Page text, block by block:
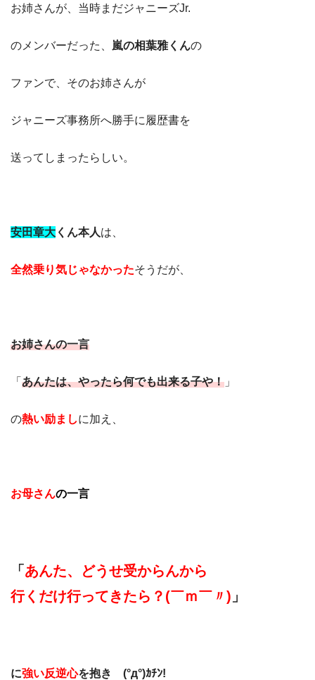
お姉さんが、当時まだジャニーズJr.
のメンバーだった、 嵐の相葉雅くんの
ファンで、そのお姉さんが
ジャニーズ事務所へ勝手に履歴書を
送ってしまったらしい。
安田章大 くん本人は、
全然乗り気じゃなかったそうだが、
お姉さんの一言
「 あんたは、やったら何でも出来る子や！ 」
の熱い励ましに加え、
お母さんの一言
「あんた、どうせ受からんから
行くだけ行ってきたら？(￣ｍ￣〃) 」
に強い反逆心を抱き (°д°)ｶﾁﾝ!